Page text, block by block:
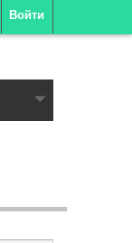
Войти